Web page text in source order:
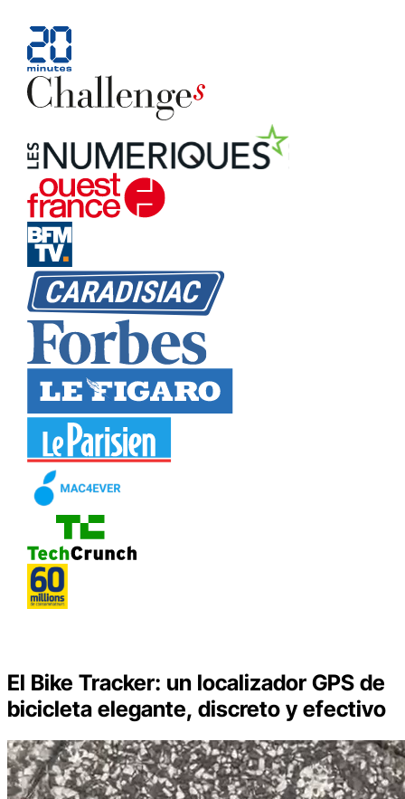
El Bike Tracker: un localizador GPS de
bicicleta elegante, discreto y efectivo